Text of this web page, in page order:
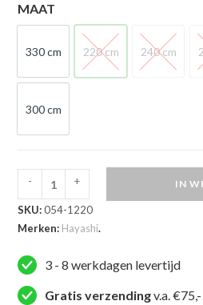
MAAT
330 cm
330 cm
220 cm
220 cm
240 cm
240 cm
300 cm
300 cm
Hayashi
Budoband
-
Band
voor
Judo,
- + IN
SKU:054-1220
Merken: Hayashi.
3 - 8 werkdagen levertijd
Gratis verzendingv.a.